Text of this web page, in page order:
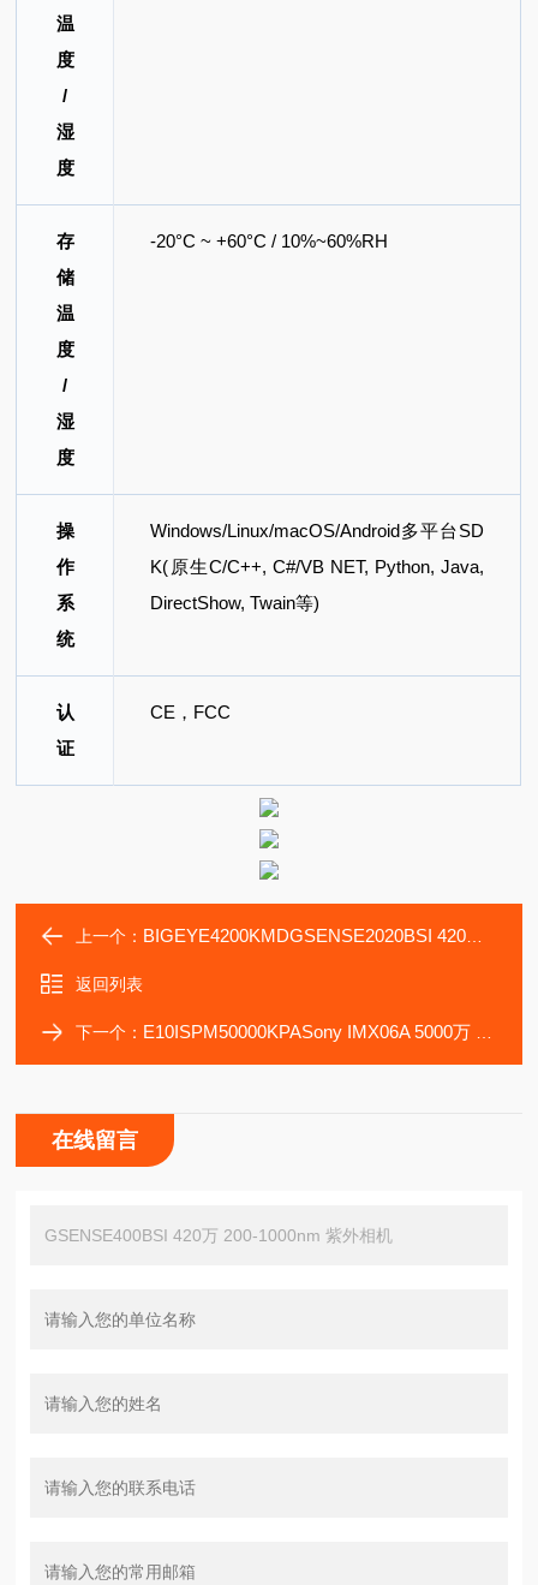
温
度
/
湿
度
存
储
温
度
/
湿
度
-20°C ~ +60°C / 10%~60%RH
操
作
系
统
Windows/Linux/macOS/Android多平台SD
K(原生C/C++, C#/VB NET, Python, Java,
DirectShow, Twain等)
认
证
CE，FCC
上一个： BIGEYE4200KMDGSENSE2020BSI 420万 200-1100nm 紫外相机
返回列表
下一个： E10ISPM50000KPASony IMX06A 5000万 1 14fps 显微镜相机
在线留言